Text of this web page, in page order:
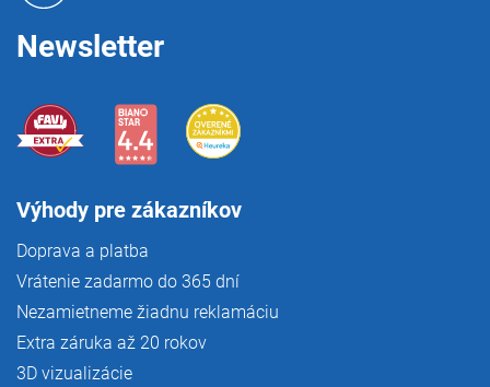
Newsletter
Výhody pre zákazníkov
Doprava a platba
Vrátenie zadarmo do 365 dní
Nezamietneme žiadnu reklamáciu
Extra záruka až 20 rokov
3D vizualizácie